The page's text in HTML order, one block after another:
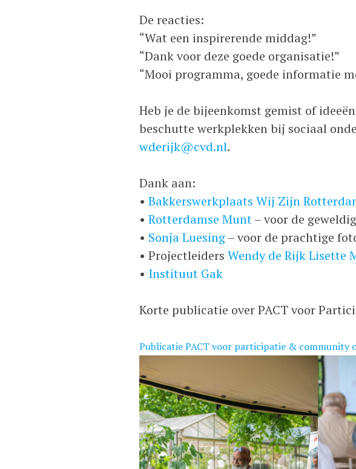
De reacties:
“Wat een inspirerende middag!”
“Dank voor deze goede organisatie!”
“Mooi programma, goede informatie
Heb je de bijeenkomst gemist of
beschutte werkplekken bij sociaal
wderijk@cvd.nl.
Dank aan:
• Bakkerswerkplaats Wij Zijn
• Rotterdamse Munt– voor de
• Sonja Luesing– voor de prachtige
• Projectleiders Wendy de Rijk Lisette
• Instituut Gak
Korte publicatie over PACT voor
Publicatie PACT voor participatie & community